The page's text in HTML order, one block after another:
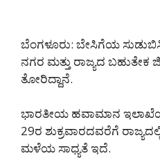
ಬೆಂಗಳೂರು: ಬೇಸಿಗೆಯ
ನಗರ ಮತ್ತು ರಾಜ್ಯದ ಬಹುತೇಕ
ತೋರಿದ್ದಾನೆ.
ಭಾರತೀಯ ಹವಾಮಾನ
29ರ ಶುಕ್ರವಾರದವರೆಗೆ
ಮಳೆಯ ಸಾಧ್ಯತೆ ಇದೆ.